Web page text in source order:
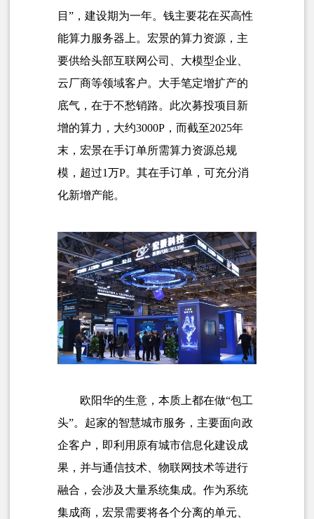
目”，建设期为一年。钱主要花在买高性
能算力服务器上。宏景的算力资源，主
要供给头部互联网公司、大模型企业、
云厂商等领域客户。大手笔定增扩产的
底气，在于不愁销路。此次募投项目新
增的算力，大约3000P，而截至2025年
末，宏景在手订单所需算力资源总规
模，超过1万P。其在手订单，可充分消
化新增产能。
欧阳华的生意，本质上都在做“包工
头”。起家的智慧城市服务，主要面向政
企客户，即利用原有城市信息化建设成
果，并与通信技术、物联网技术等进行
融合，会涉及大量系统集成。作为系统
集成商，宏景需要将各个分离的单元、